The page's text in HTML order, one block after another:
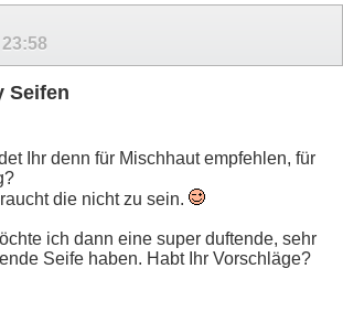
23:58
Seifen
Ihr denn für Mischhaut empfehlen, für
die nicht zu sein.
ich dann eine super duftende, sehr
Seife haben. Habt Ihr Vorschläge?